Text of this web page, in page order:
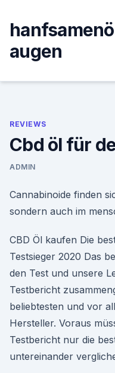
content
augen
REVIEWS
Cbd öl für
ADMIN
Cannabinoide finden
sondern auch im
CBD Öl kaufen Die
Testsieger 2020 Das
den Test und unsere
Testbericht
beliebtesten und vor
Hersteller. Voraus
Testbericht nur die
untereinander